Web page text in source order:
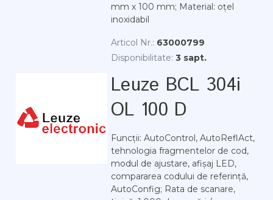
mm x 100 mm; Material: oțel
inoxidabil
Articol Nr.: 63000799
Disponibilitate: 3 sapt.
Leuze BCL 304i
OL 100 D
Funcții: AutoControl, AutoReflAct,
tehnologia fragmentelor de cod,
modul de ajustare, afișaj LED,
compararea codului de referință,
AutoConfig; Rata de scanare,